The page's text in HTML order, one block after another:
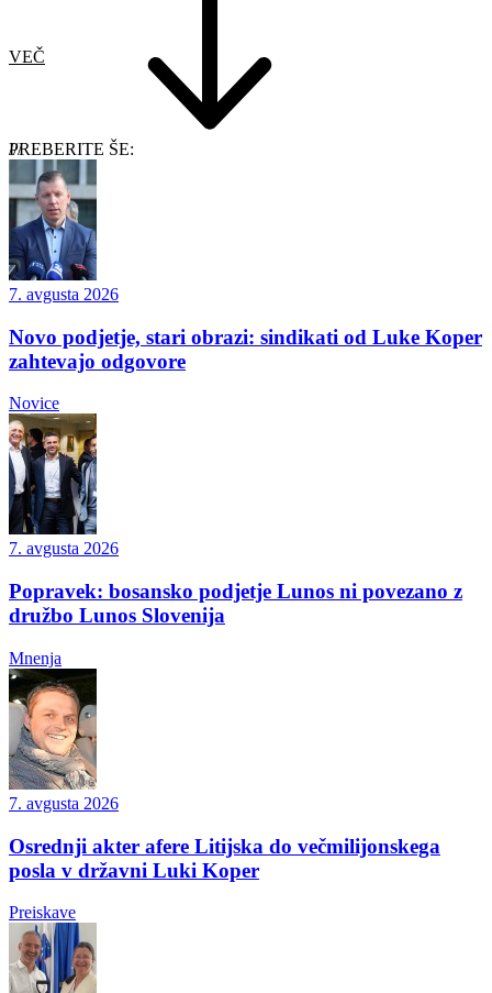
VEČ
PREBERITE ŠE:
7. avgusta 2026
Novo podjetje, stari obrazi: sindikati od Luke Koper
zahtevajo odgovore
Novice
7. avgusta 2026
Popravek: bosansko podjetje Lunos ni povezano z
družbo Lunos Slovenija
Mnenja
7. avgusta 2026
Osrednji akter afere Litijska do večmilijonskega
posla v državni Luki Koper
Preiskave